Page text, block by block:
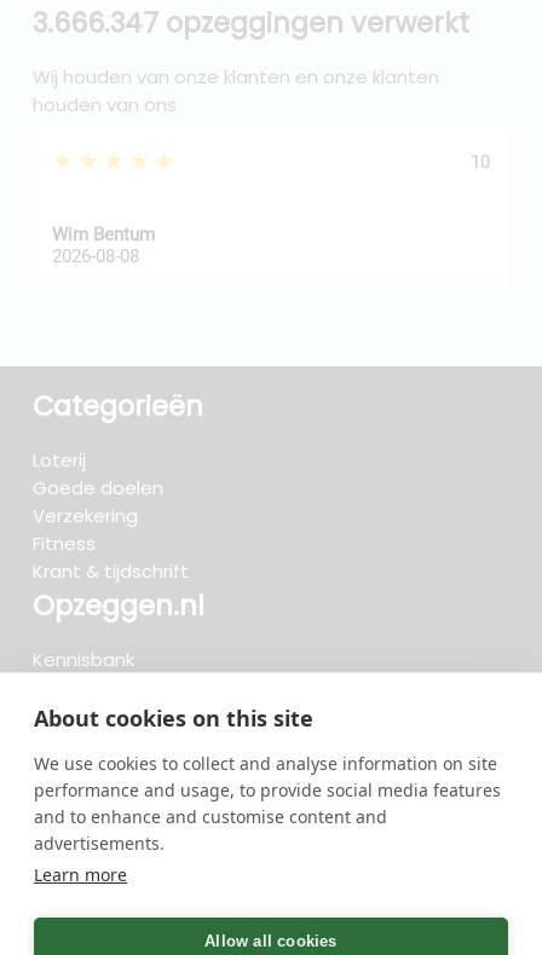
About cookies on this site
We use cookies to collect and analyse information on site
performance and usage, to provide social media features
and to enhance and customise content and
advertisements.
Learn more
Allow all cookies
3.666.347 opzeggingen verwerkt
Wij houden van onze klanten en onze klanten
houden van ons
★★★★★ 10
Wim Bentum
2026-08-08
Categorieën
Loterij
Goede doelen
Verzekering
Fitness
Krant & tijdschrift
Opzeggen.nl
Kennisbank
Beoordelingen
Meteen opzeggen
719 opzeggingen afgelopen 30 dagen - 3.666.347